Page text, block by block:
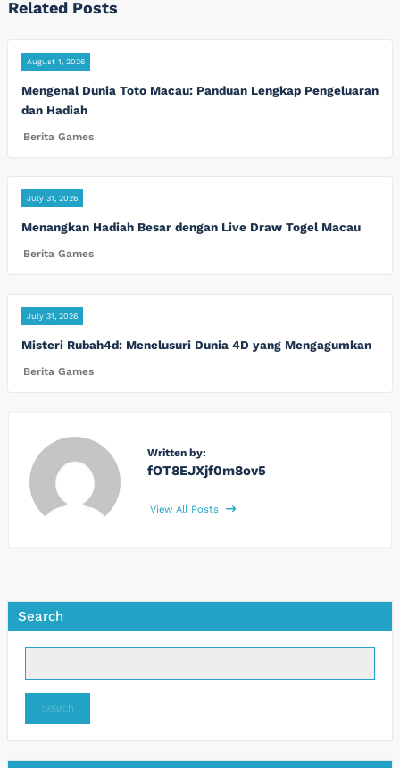
Related Posts
August 1, 2026
Mengenal Dunia Toto Macau: Panduan Lengkap Pengeluaran
dan Hadiah
Berita Games
July 31, 2026
Menangkan Hadiah Besar dengan Live Draw Togel Macau
Berita Games
July 31, 2026
Misteri Rubah4d: Menelusuri Dunia 4D yang Mengagumkan
Berita Games
Written by:
fOT8EJXjf0m8ov5
View All Posts
Search
Search